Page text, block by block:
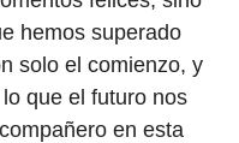
hemos superado
solo el comienzo, y
que el futuro nos
en esta